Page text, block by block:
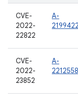
CVE-
2022-
22822
A-
CVE-
2022-
23852
A-